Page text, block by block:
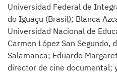
Universidad Federal de
do Iguaçu (Brasil); Blanca
Universidad Nacional de
Carmen López San Segundo,
Salamanca; Eduardo
director de cine documental;